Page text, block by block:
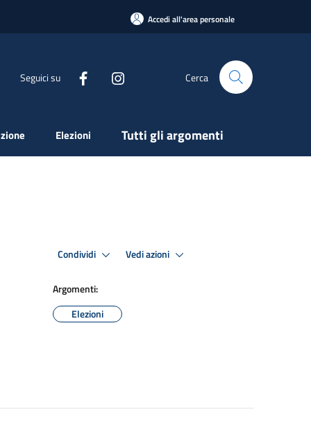
Accedi all'area personale
Seguici su Cerca
Elezioni Tutti gli argomenti
Condividi Vedi azioni
Argomenti:
Elezioni